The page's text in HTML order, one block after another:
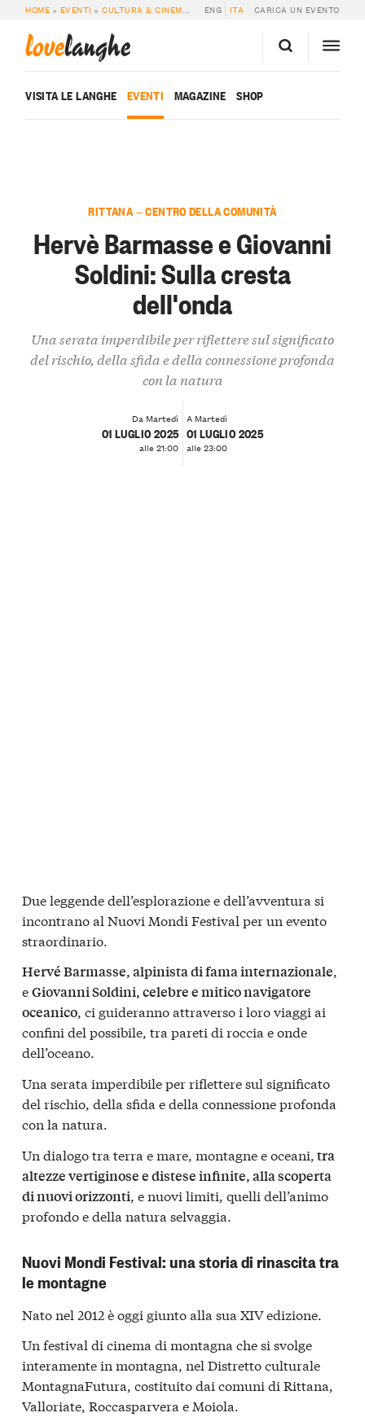
HOME » EVENTI »CULTURA & CINEMA » HERVÈ BARMASSE E GIOVANNI
ENG ITA CARICA UN EVENTO
lovelanghe
VISITA LE LANGHE EVENTI MAGAZINE SHOP
RITTANA — CENTRO DELLA COMUNITÀ
Hervè Barmasse e Giovanni
Soldini: Sulla cresta
dell'onda
Una serata imperdibile per riflettere sul significato
del rischio, della sfida e della connessione profonda
con la natura
Da Martedì
01 LUGLIO 2025
alle 21:00
A Martedì
01 LUGLIO 2025
alle 23:00
Due leggende dell’esplorazione e dell’avventura si
incontrano al Nuovi Mondi Festival per un evento
straordinario.
Hervé Barmasse, alpinista di fama internazionale,
eGiovanni Soldini, celebre e mitico navigatore
oceanico, ci guideranno attraverso i loro viaggi ai
confini del possibile, tra pareti di roccia e onde
dell’oceano.
Una serata imperdibile per riflettere sul significato
del rischio, della sfida e della connessione profonda
con la natura.
Un dialogo tra terra e mare, montagne e oceani,tra
altezze vertiginose e distese infinite, alla scoperta
di nuovi orizzonti, e nuovi limiti, quelli dell’animo
profondo e della natura selvaggia.
Nuovi Mondi Festival: una storia di rinascita tra
le montagne
Nato nel 2012 è oggi giunto alla sua XIV edizione.
Un festival di cinema di montagna che si svolge
interamente in montagna, nel Distretto culturale
MontagnaFutura, costituito dai comuni di Rittana,
Valloriate, Roccasparvera e Moiola.